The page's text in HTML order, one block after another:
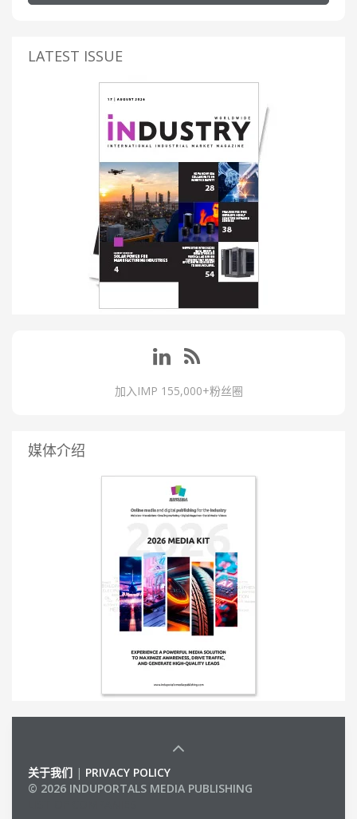
LATEST ISSUE
加入IMP 155,000+粉丝圈
媒体介绍
关于我们 | PRIVACY POLICY
© 2026 INDUPORTALS MEDIA PUBLISHING